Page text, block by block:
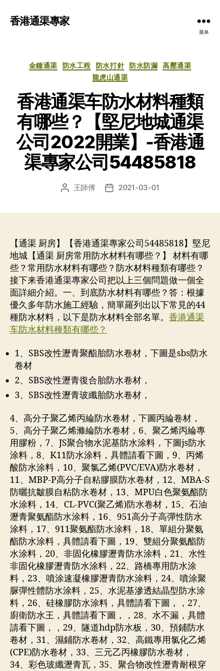
香港通渠專家
菜单
分
类
金鐘通渠 防水工程 防水打針 防水防漏 高壓通渠
龍虎山通渠
香港通渠车防水材料種類
有哪些？【堅尼地城通渠
公司2022開業】-香港通
渠專家公司54485818
文 王師傅
发 2021-03-01
【通渠 厨房】【香港通渠專家公司54485818】堅尼
地城【通渠 厨房常用防水材料有哪些？】 材料有哪
些？常用防水材料有哪些？防水材料種類有哪些？
接下来香港通渠專家公司把以上三個問題做一個全
面詳細介紹。一、到底防水材料有哪些？答：根據
優久多年防水施工經驗，簡單羅列出以下常見的44
種防水材料，以下是防水材料全部名單。 香港通渠
车防水材料種類有哪些？
1、SBS改性瀝青聚酯胎防水卷材，下圖是sbs防水
卷材
2、SBS改性瀝青復合胎防水卷材，
3、SBS改性瀝青玻纖胎防水卷材，
4、高分子聚乙烯丙綸防水卷材，下圖丙綸卷材，
5、高分子聚乙烯滌綸防水卷材，6、聚乙烯丙綸專
用膠粉，7、JS聚合物水泥基防水涂料，下圖js防水
涂料，8、K11防水涂料，具體請看下圖，9、丙烯
酸防水涂料，10、聚氯乙烯(PVC/EVA)防水卷材，
11、MBP-P高分子自粘膠膜防水卷材，12、MBA-S
防曬抗皺膜自粘防水卷材，13、MPU白色聚氨酯防
水涂料，14、CL-PVC(聚乙烯)防水卷材，15、石油
瀝青聚氨酯防水涂料，16、951高分子高彈性防水
涂料，17、911聚氨酯防水涂料，18、單組分聚氨
酯防水涂料，具體請看下圖，19、雙組分聚氨酯防
水涂料，20、非固化橡膠瀝青防水涂料，21、水性
非固化橡膠瀝青防水涂料，22、路橋專用防水涂
料，23、噴涂速凝橡膠瀝青防水涂料，24、噴涂聚
脲彈性體防水涂料，25、水泥基滲透結晶型防水涂
料，26、硅橡膠防水涂料，具體請看下圖，，27、
廚衛防水王，具體請看下圖，，28、水不漏，具體
請看下圖，，29、隧道hdp防水板，30、預鋪防水
卷材，31、濕鋪防水卷材，32、高鐵專用氯化乙烯
(CPE)防水卷材，33、三元乙丙橡膠防水卷材，
34、彩色玻纖瀝青瓦，35、聚合物改性瀝青耐根穿